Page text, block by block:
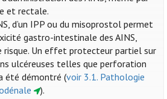
et rectale.
d’un IPP ou du misoprostol permet
gastro-intestinale des AINS,
risque. Un effet protecteur partiel sur
ulcéreuses telles que perforation
été démontré (voir 3.1. Pathologie
).